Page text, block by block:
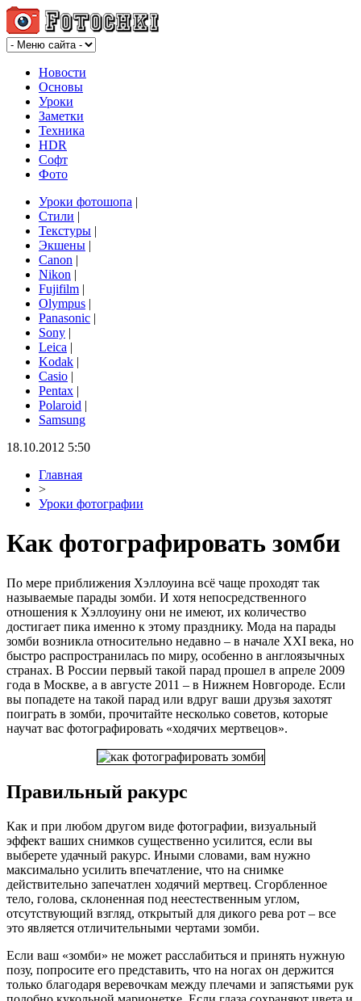
Новости
Основы
Уроки
Заметки
Техника
HDR
Софт
Фото
Уроки фотошопа |
Стили |
Текстуры |
Экшены |
Canon |
Nikon |
Fujifilm |
Olympus |
Panasonic |
Sony |
Leica |
Kodak |
Casio |
Pentax |
Polaroid |
Samsung
18.10.2012 5:50
Главная
>
Уроки фотографии
Как фотографировать зомби
По мере приближения Хэллоуина всё чаще проходят так
называемые парады зомби. И хотя непосредственного
отношения к Хэллоуину они не имеют, их количество
достигает пика именно к этому празднику. Мода на парады
зомби возникла относительно недавно – в начале XXI века, но
быстро распространилась по миру, особенно в англоязычных
странах. В России первый такой парад прошел в апреле 2009
года в Москве, а в августе 2011 – в Нижнем Новгороде. Если
вы попадете на такой парад или вдруг ваши друзья захотят
поиграть в зомби, прочитайте несколько советов, которые
научат вас фотографировать «ходячих мертвецов».
Правильный ракурс
Как и при любом другом виде фотографии, визуальный
эффект ваших снимков существенно усилится, если вы
выберете удачный ракурс. Иными словами, вам нужно
максимально усилить впечатление, что на снимке
действительно запечатлен ходячий мертвец. Сгорбленное
тело, голова, склоненная под неестественным углом,
отсутствующий взгляд, открытый для дикого рева рот – все
это является отличительными чертами зомби.
Если ваш «зомби» не может расслабиться и принять нужную
позу, попросите его представить, что на ногах он держится
только благодаря веревочкам между плечами и запястьями рук